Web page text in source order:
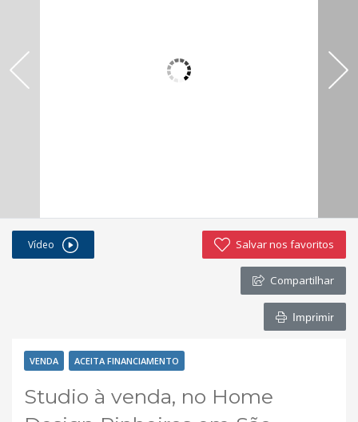
Vídeo Salvar nos favoritos
Compartilhar
Imprimir
VENDA ACEITA FINANCIAMENTO
Studio à venda, no Home